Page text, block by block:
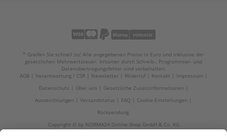
* Greifen Sie schnell zu! Alle angegebenen Preise in Euro und inklusive der
gesetzlichen Mehrwertsteuer. Irrtümer durch Schreib-, Programmier- und
Datenübertragungsfehler sind vorbehalten.
AGB
Verantwortung / CSR Newsletter Widerruf Kontakt
Impressum
Datenschutz
Über uns
Gesetzliche Zusatzinformationen
Auszeichnungen
Versandstatus FAQ
Cookie-Einstellungen
Rücksendung
Copyright © by NORMA24 Online-Shop GmbH & Co. KG